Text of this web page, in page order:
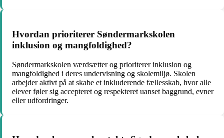
Hvordan prioriterer Søndermarkskolen
inklusion og mangfoldighed?
Søndermarkskolen værdsætter og prioriterer inklusion og
mangfoldighed i deres undervisning og skolemiljø. Skolen
arbejder aktivt på at skabe et inkluderende fællesskab, hvor alle
elever føler sig accepteret og respekteret uanset baggrund, evner
eller udfordringer.